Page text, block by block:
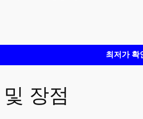
최저가 확
장점